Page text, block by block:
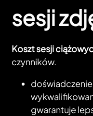
sesji
Koszt sesji
czynników.
gwarantuje